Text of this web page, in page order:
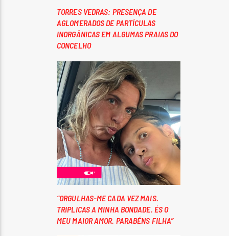
TORRES VEDRAS: PRESENÇA DE
AGLOMERADOS DE PARTÍCULAS
INORGÂNICAS EM ALGUMAS PRAIAS DO
CONCELHO
“ORGULHAS-ME CADA VEZ MAIS.
TRIPLICAS A MINHA BONDADE. ÉS O
MEU MAIOR AMOR. PARABÉNS FILHA”